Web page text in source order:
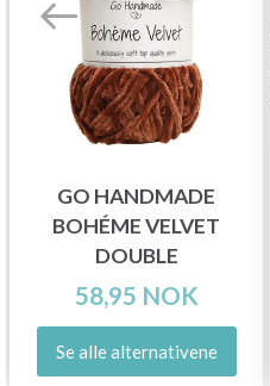
GO HANDMADE
BOHÉME VELVET
DOUBLE
58,95 NOK
Se alle alternativene